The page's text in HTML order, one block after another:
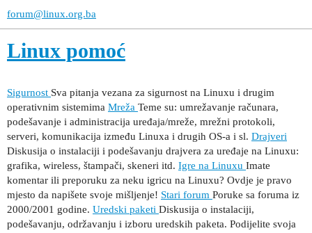
forum@linux.org.ba
Linux pomoć
Sigurnost Sva pitanja vezana za sigurnost na Linuxu i drugim
operativnim sistemima Mreža Teme su: umrežavanje računara,
podešavanje i administracija uređaja/mreže, mrežni protokoli,
serveri, komunikacija između Linuxa i drugih OS-a i sl. Drajveri
Diskusija o instalaciji i podešavanju drajvera za uređaje na Linuxu:
grafika, wireless, štampači, skeneri itd. Igre na Linuxu Imate
komentar ili preporuku za neku igricu na Linuxu? Ovdje je pravo
mjesto da napišete svoje mišljenje! Stari forum Poruke sa foruma iz
2000/2001 godine. Uredski paketi Diskusija o instalaciji,
podešavanju, održavanju i izboru uredskih paketa. Podijelite svoja